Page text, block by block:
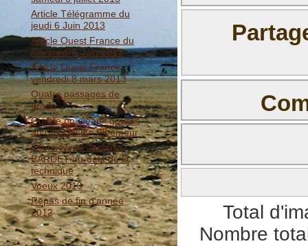
Article Télégramme du
jeudi 6 Juin 2013
Article Ouest France du
mercredi 5 Juin 2013
Article Ouest France
vendredi 8 mars 2013
Quatre passages de
grade
Quatre nouveaux gradés
au Club Aïkido Ploemeur
Interview de Jacques
BARDET au-delà de la
technique
Voeux 2013
Repas de fin d'année
2012
Il n'y a pas
Total
Nombre